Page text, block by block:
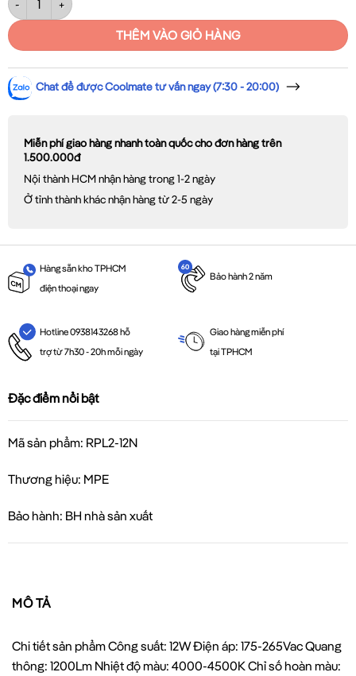
THÊM VÀO GIỎ HÀNG
Chat để được Coolmate tư vấn ngay (7:30 - 20:00)
Miễn phí giao hàng nhanh toàn quốc cho đơn hàng trên
1.500.000đ
Nội thành HCM nhận hàng trong 1-2 ngày
Ở tỉnh thành khác nhận hàng từ 2-5 ngày
Hàng sẵn kho TPHCM
điện thoại ngay
Bảo hành 2 năm
Hotline 0938143268 hỗ
trợ từ 7h30 - 20h mỗi ngày
Giao hàng miễn phí
tại TPHCM
Đặc điểm nổi bật
Mã sản phẩm: RPL2-12N
Thương hiệu: MPE
Bảo hành: BH nhà sản xuất
MÔ TẢ
Chi tiết sản phẩm Công suất: 12W Điện áp: 175-265Vac Quang
thông: 1200Lm Nhiệt độ màu: 4000-4500K Chỉ số hoàn màu: